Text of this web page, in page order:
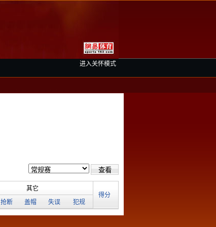
进入关怀模式
其它
得分
抢断 盖帽 失误 犯规